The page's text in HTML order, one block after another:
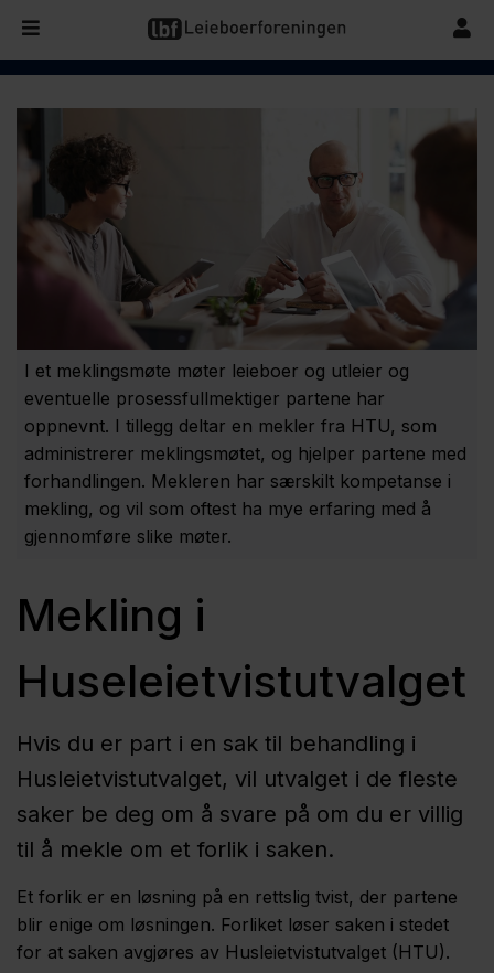
I et meklingsmøte møter leieboer og utleier og
eventuelle prosessfullmektiger partene har
oppnevnt. I tillegg deltar en mekler fra HTU, som
administrerer meklingsmøtet, og hjelper partene med
forhandlingen. Mekleren har særskilt kompetanse i
mekling, og vil som oftest ha mye erfaring med å
gjennomføre slike møter.
Mekling i
Huseleietvistutvalget
Hvis du er part i en sak til behandling i
Husleietvistutvalget, vil utvalget i de fleste
saker be deg om å svare på om du er villig
til å mekle om et forlik i saken.
Et forlik er en løsning på en rettslig tvist, der partene
blir enige om løsningen. Forliket løser saken i stedet
for at saken avgjøres av Husleietvistutvalget (HTU).